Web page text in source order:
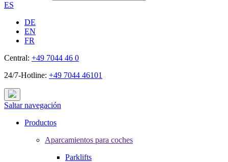
ES
DE
EN
FR
Central: +49 7044 46 0
24/7-Hotline: +49 7044 46101
Saltar navegación
Productos
Aparcamientos para coches
Parklifts